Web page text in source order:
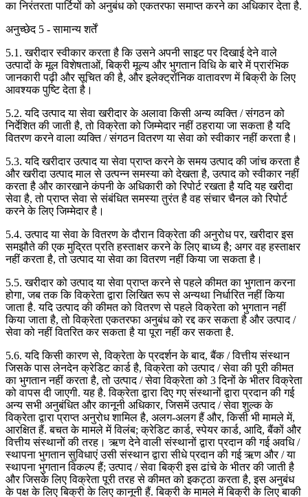
का निरंतरता पार्टियों को अनुबंध को एकतरफा समाप्त करने का अधिकार देता है.
अनुच्छेद 5 - सामान्य शर्तें
5.1. खरीदार स्वीकार करता है कि उसने अपनी साइट पर दिखाई देने वाले
उत्पादों के मूल विशेषताओं, बिक्री मूल्य और भुगतान विधि के बारे में प्रारंभिक
जानकारी पढ़ी और सूचित की है, और इलेक्ट्रॉनिक वातावरण में बिक्री के लिए
आवश्यक पुष्टि देता है।
5.2. यदि उत्पाद या सेवा खरीदार के अलावा किसी अन्य व्यक्ति / संगठन को
निर्देशित की जाती है, तो विक्रेता को जिम्मेदार नहीं ठहराया जा सकता है यदि
वितरण करने वाला व्यक्ति / संगठन वितरण या सेवा को स्वीकार नहीं करता है।
5.3. यदि खरीदार उत्पाद या सेवा प्राप्त करने के समय उत्पाद की जांच करता है
और खरीदा उत्पाद माल से उत्पन्न समस्या को देखता है, उत्पाद को स्वीकार नहीं
करता है और कारखाने कंपनी के अधिकारी को रिपोर्ट रखता है यदि यह खरीदा
सेवा है, तो प्राप्त सेवा से संबंधित समस्या तुरंत है वह संचार चैनल को रिपोर्ट
करने के लिए जिम्मेदार है।
5.4. उत्पाद या सेवा के वितरण के दौरान विक्रेता की अनुरोध पर, खरीदार इस
समझौते की एक मुद्रित प्रति हस्ताक्षर करने के लिए बाध्य है; अगर वह हस्ताक्षर
नहीं करता है, तो उत्पाद या सेवा का वितरण नहीं किया जा सकता है।
5.5. खरीदार को उत्पाद या सेवा प्राप्त करने से पहले कीमत का भुगतान करना
होगा, जब तक कि विक्रेता द्वारा लिखित रूप से अन्यथा निर्धारित नहीं किया
जाता है. यदि उत्पाद की कीमत को वितरण से पहले विक्रेता को भुगतान नहीं
किया जाता है, तो विक्रेता एकतरफा अनुबंध को रद्द कर सकता है और उत्पाद /
सेवा को नहीं वितरित कर सकता है या पूरा नहीं कर सकता है.
5.6. यदि किसी कारण से, विक्रेता के प्रदर्शन के बाद, बैंक / वित्तीय संस्थान
जिसके पास लेनदेन क्रेडिट कार्ड है, विक्रेता को उत्पाद / सेवा की पूरी कीमत
का भुगतान नहीं करता है, तो उत्पाद / सेवा विक्रेता को 3 दिनों के भीतर विक्रेता
को वापस दी जाएगी. यह है. विक्रेता द्वारा दिए गए संस्थानों द्वारा प्रदान की गई
अन्य सभी अनुबंधित और कानूनी अधिकार, जिसमें उत्पाद / सेवा शुल्क के
विक्रेता द्वारा प्राप्त अनुरोध शामिल है, अलग-अलग हैं और, किसी भी मामले में,
आरक्षित हैं. बचत के मामले में विलंब; क्रेडिट कार्ड, स्पेयर कार्ड, आदि, बैंकों और
वित्तीय संस्थानों की तरह। ऋण देने वाली संस्थानों द्वारा प्रदान की गई अवधि /
स्थापना भुगतान सुविधाएं उसी संस्थान द्वारा सीधे प्रदान की गई ऋण और / या
स्थापना भुगतान विकल्प हैं; उत्पाद / सेवा बिक्री इस ढांचे के भीतर की जाती है
और जिसके लिए विक्रेता पूरी तरह से कीमत को इकट्ठा करता है, इस अनुबंध
के पक्ष के लिए बिक्री के लिए कानूनी हैं. बिक्री के मामले में बिक्री के लिए बाकी